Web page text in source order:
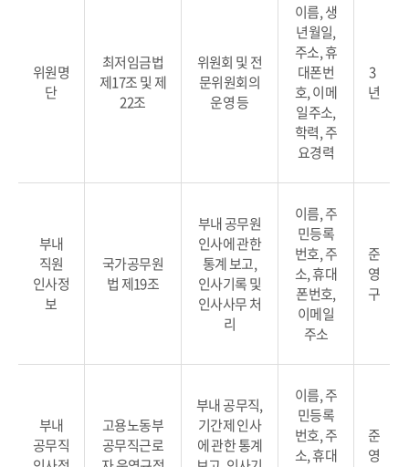
위원명
단
최저임금법
제17조 및 제
22조
위원회 및 전
문위원회의
운영 등
이름, 생
년월일,
주소, 휴
대폰번
호, 이메
일주소,
학력, 주
요경력
3
년
부내
직원
인사정
보
국가공무원
법 제19조
부내 공무원
인사에 관한
통계 보고,
인사기록 및
인사사무 처
리
이름, 주
민등록
번호, 주
소, 휴대
폰번호,
이메일
주소
준
영
구
부내
공무직
고용노동부
공무직근로
부내 공무직,
기간제 인사
에 관한 통계
이름, 주
민등록
번호, 주
소, 휴대
준
영